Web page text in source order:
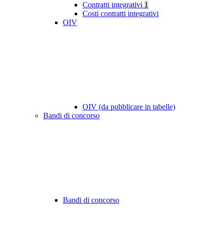
Contratti integrativi 1
Costi contratti integrativi
OIV
OIV (da pubblicare in tabelle)
Bandi di concorso
Bandi di concorso